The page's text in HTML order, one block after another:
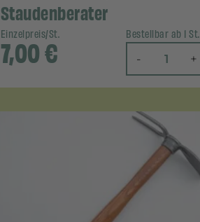
Staudenberater
Einzelpreis/St.
7,00€
Bestellbar ab 1 St.
- +